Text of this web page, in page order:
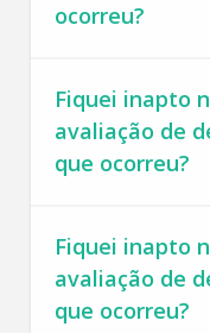
ocorreu?
Fiquei inapto
avaliação de
que ocorreu?
Fiquei inapto
avaliação de
que ocorreu?